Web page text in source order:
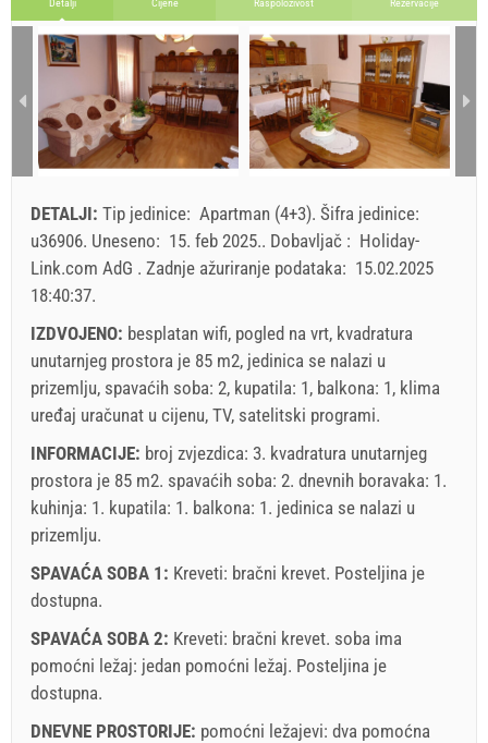
Detalji Cijene Raspoloživost Rezervacije
DETALJI: Tip jedinice: Apartman (4+3). Šifra jedinice:
u36906. Uneseno: 15. feb 2025.. Dobavljač : Holiday-
Link.com AdG . Zadnje ažuriranje podataka: 15.02.2025
18:40:37.
IZDVOJENO: besplatan wifi, pogled na vrt, kvadratura
unutarnjeg prostora je 85 m2, jedinica se nalazi u
prizemlju, spavaćih soba: 2, kupatila: 1, balkona: 1, klima
uređaj uračunat u cijenu, TV, satelitski programi.
INFORMACIJE: broj zvjezdica: 3. kvadratura unutarnjeg
prostora je 85 m2. spavaćih soba: 2. dnevnih boravaka: 1.
kuhinja: 1. kupatila: 1. balkona: 1. jedinica se nalazi u
prizemlju.
SPAVAĆA SOBA 1: Kreveti: bračni krevet. Posteljina je
dostupna.
SPAVAĆA SOBA 2: Kreveti: bračni krevet. soba ima
pomoćni ležaj: jedan pomoćni ležaj. Posteljina je
dostupna.
DNEVNE PROSTORIJE: pomoćni ležajevi: dva pomoćna